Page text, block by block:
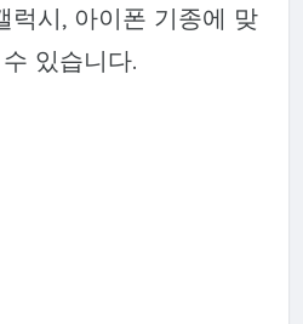
럭시, 아이폰 기종에 맞
있습니다.